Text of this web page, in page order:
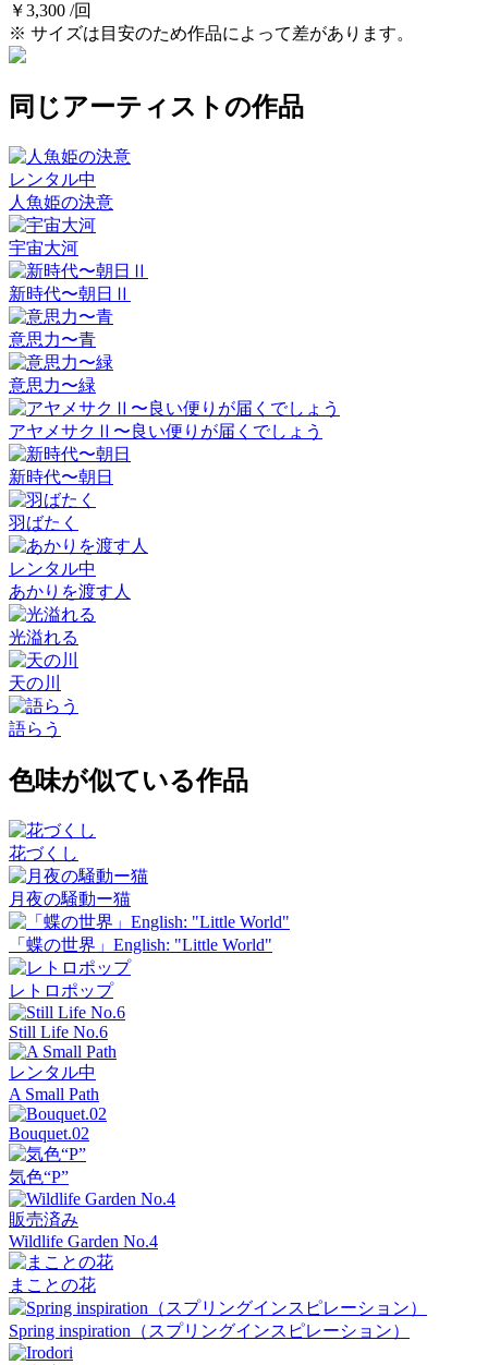
￥3,300 /回
※ サイズは目安のため作品によって差があります。
同じアーティストの作品
レンタル中
人魚姫の決意
宇宙大河
新時代〜朝日Ⅱ
意思力〜青
意思力〜緑
アヤメサクⅡ〜良い便りが届くでしょう
新時代〜朝日
羽ばたく
レンタル中
あかりを渡す人
光溢れる
天の川
語らう
色味が似ている作品
花づくし
月夜の騒動ー猫
「蝶の世界」English: "Little World"
レトロポップ
Still Life No.6
レンタル中
A Small Path
Bouquet.02
気色“P”
販売済み
Wildlife Garden No.4
まことの花
Spring inspiration（スプリングインスピレーション）